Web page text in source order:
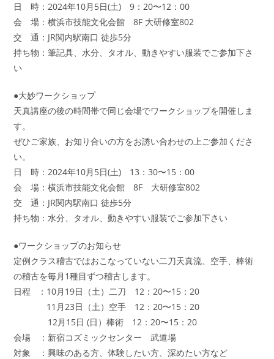
日 時：2024年10月5日(土) 9：20〜12：00
会 場：横浜市技能文化会館 8F 大研修室802
交 通：JR関内駅南口 徒歩5分
持ち物：筆記具、水分、タオル、動きやすい服装でご参加下さ
い
●大妙ワークショップ
天真講座の後の時間帯で同じ会場でワークショップを開催しま
す。
ぜひご家族、お知り合いの方をお誘い合わせの上ご参加くださ
い。
日 時：2024年10月5日(土) 13：30〜15：00
会 場：横浜市技能文化会館 8F 大研修室802
交 通：JR関内駅南口 徒歩5分
持ち物：水分、タオル、動きやすい服装でご参加下さい
●ワークショップのお知らせ
定例クラス稽古ではおこなっていない二刀天真流、空手、棒術
の稽古を毎月1種目ずつ稽古します。
日程 ：10月19日（土）二刀 12：20〜15：20
11月23日（土）空手 12：20〜15：20
12月15日 (日）棒術 12：20〜15：20
会場 ：新宿コズミックセンター 武道場
対象 ：興味のある方、体験したい方、深めたい方など